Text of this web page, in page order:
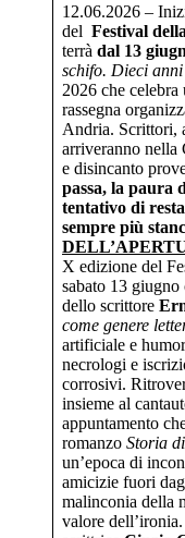
12.06.2026 –
del Festival
terrà dal 13
schifo. Dieci
2026 che
rassegna
Andria. Scrittori,
arriveranno nella
e disincanto
passa, la paura
tentativo di
sempre più
DEL
X edizione del
sabato 13
dello scrittore
come genere
artificiale e
necrologi e
corrosivi.
insieme al
appuntamento
romanzo Storia
un’epoca di
amicizie fuori
malinconia della
valore